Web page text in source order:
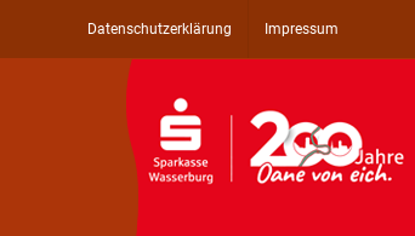
Datenschutzerklärung Impressum